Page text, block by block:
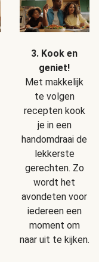
3. Kook en
geniet!
Met makkelijk
te volgen
recepten kook
je in een
handomdraai de
lekkerste
gerechten. Zo
wordt het
avondeten voor
iedereen een
moment om
naar uit te kijken.